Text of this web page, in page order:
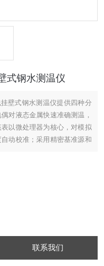
式钢水测温仪
壁式钢水测温仪提供四种分
对液态金属快速准确测温，
以微处理器为核心，对模拟
动校准；采用精密基准源和
环境及高温条件下长期自动
联系我们